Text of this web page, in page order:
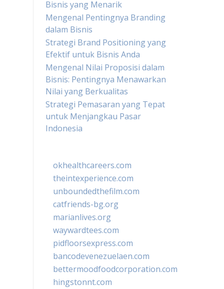
Bisnis yang Menarik
Mengenal Pentingnya Branding
dalam Bisnis
Strategi Brand Positioning yang
Efektif untuk Bisnis Anda
Mengenal Nilai Proposisi dalam
Bisnis: Pentingnya Menawarkan
Nilai yang Berkualitas
Strategi Pemasaran yang Tepat
untuk Menjangkau Pasar
Indonesia
okhealthcareers.com
theintexperience.com
unboundedthefilm.com
catfriends-bg.org
marianlives.org
waywardtees.com
pidfloorsexpress.com
bancodevenezuelaen.com
bettermoodfoodcorporation.com
hingstonnt.com